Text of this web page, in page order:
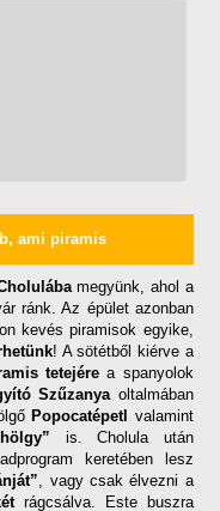
ami piramis
megyünk, ahol a
ránk. Az épület azonban
kevés piramisok egyike,
! A sötétből kiérve a
tetejére a spanyolok
Szűzanya oltalmában
Popocatépetl valamint
is. Cholula után
keretében lesz
, vagy csak élvezni a
rágcsálva. Este buszra